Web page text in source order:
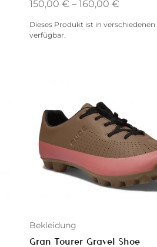
150,00 € – 160,00 €
Dieses Produkt ist in verschiedenen
verfügbar.
Bekleidung
Gran Tourer Gravel Shoe